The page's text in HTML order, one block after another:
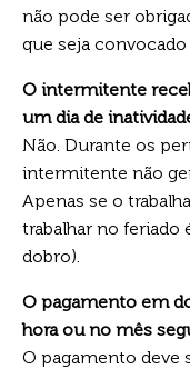
não pode ser
que seja convocado
O intermitente
um dia de
Não. Durante os
intermitente não
Apenas se o
trabalhar no feriado
dobro).
O pagamento em
hora ou no mês
O pagamento deve